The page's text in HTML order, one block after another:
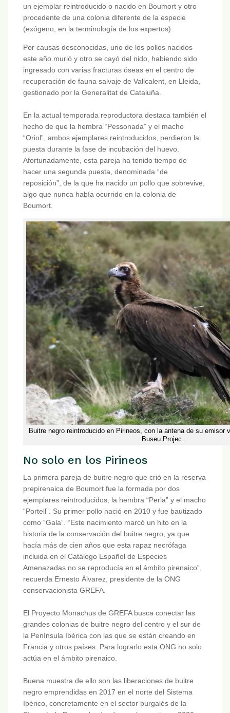
un ejemplar reintroducido o nacido en Boumort y otro
procedente de una colonia diferente de la especie
(exógeno, en la terminología de los expertos).
Por causas desconocidas, uno de los pollos nacidos
este año murió y otro se cayó del nido, habiendo sido
ingresado con varias fracturas óseas en el centro de
recuperación de fauna salvaje de Vallcalent, en Lleida,
gestionado por la Generalitat de Cataluña.
En la actual temporada reproductora destaca también el
hecho de que la hembra “Pessonada” y el macho
“Oriol”, ambos ejemplares reintroducidos, perdieron la
puesta durante la fase de incubación del huevo.
Afortunadamente, esta pareja ha tenido tiempo de
hacer una segunda puesta, denominada “de
reposición”, de la que ha nacido un pollo que sobrevive,
algo que nunca había ocurrido en la colonia de
Boumort.
Buitre negro reintroducido en Pirineos, con la antena de su emisor
Buseu Projec
No solo en los Pirineos
La primera pareja de buitre negro que crió en la reserva
prepirenaica de Boumort fue la formada por dos
ejemplares reintroducidos, la hembra “Perla” y el macho
“Portell”. Su primer pollo nació en 2010 y fue bautizado
como “Gala”. “Este nacimiento marcó un hito en la
historia de la conservación del buitre negro, ya que
hacía más de cien años que esta rapaz necrófaga
incluida en el Catálogo Español de Especies
Amenazadas no se reproducía en el ámbito pirenaico”,
recuerda Ernesto Álvarez, presidente de la ONG
conservacionista GREFA.
El Proyecto Monachus de GREFA busca conectar las
grandes colonias de buitre negro del centro y el sur de
la Península Ibérica con las que se están creando en
Francia y otros países. Para lograrlo esta ONG no solo
actúa en el ámbito pirenaico.
Buena muestra de ello son las liberaciones de buitre
negro emprendidas en 2017 en el norte del Sistema
Ibérico, concretamente en el sector burgalés de la